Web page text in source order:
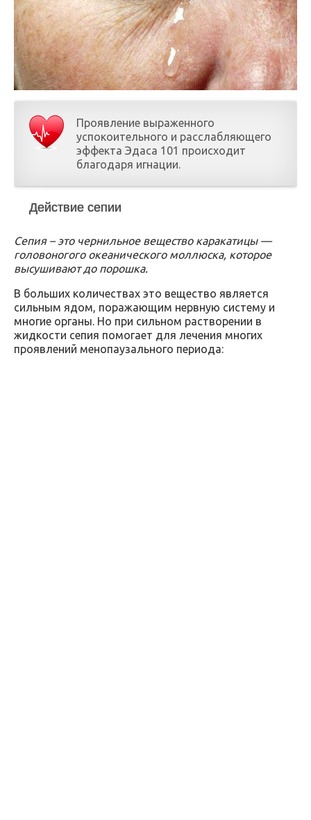
Проявление выраженного
успокоительного и расслабляющего
эффекта Эдаса 101 происходит
благодаря игнации.
Действие сепии
Сепия – это чернильное вещество каракатицы —
головоногого океанического моллюска, которое
высушивают до порошка.
В больших количествах это вещество является
сильным ядом, поражающим нервную систему и
многие органы. Но при сильном растворении в
жидкости сепия помогает для лечения многих
проявлений менопаузального периода: